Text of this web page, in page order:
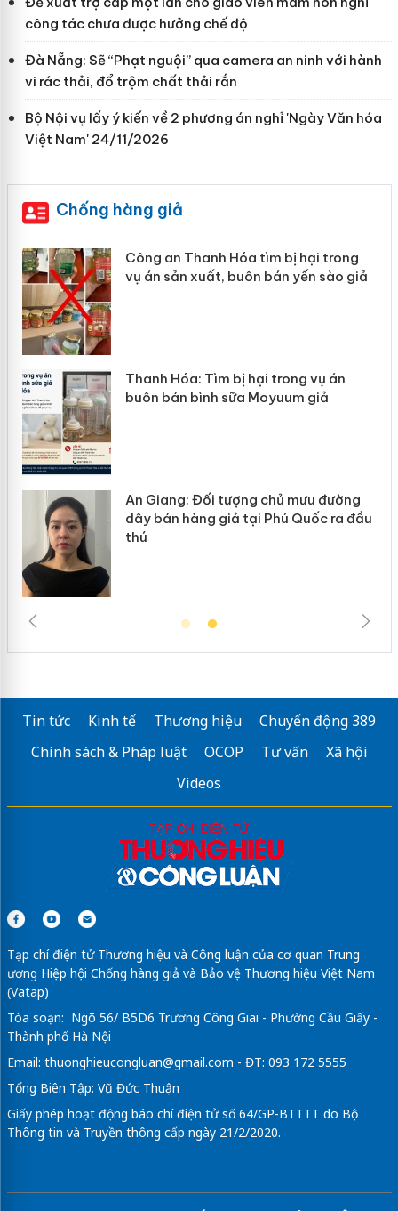
công tác chưa được hưởng chế độ
Đà Nẵng: Sẽ “Phạt nguội” qua camera an ninh với hành
vi rác thải, đổ trộm chất thải rắn
Bộ Nội vụ lấy ý kiến về 2 phương án nghỉ 'Ngày Văn hóa
Việt Nam' 24/11/2026
Chống hàng giả
bị hại trong
yến sào giả
vụ án
giả
mưu đường
Quốc ra đầu
Lào Cai xử lý 83 vụ vi phạm
mại trong tháng 7
Hưng Yên: Xử lý 6 hộ kinh
hàng giả mạo nhãn hiệu
Cà Mau: Tiêu hủy công khai
ngàn sản phẩm nhập lậu,
Tin tức Kinh tế Thương hiệu
Chuyển động 389
Chính sách & Pháp luật
OCOP Tư vấn
Xã hội
Videos
Tạp chí điện tử Thương hiệu và Công luận của cơ quan Trung
ương Hiệp hội Chống hàng giả và Bảo vệ Thương hiệu Việt Nam
(Vatap)
Tòa soạn: Ngõ 56/ B5D6 Trương Công Giai - Phường Cầu Giấy -
Thành phố Hà Nội
Email: thuonghieucongluan@gmail.com - ĐT: 093 172 5555
Tổng Biên Tập: Vũ Đức Thuận
Giấy phép hoạt động báo chí điện tử số 64/GP-BTTTT do Bộ
Thông tin và Truyền thông cấp ngày 21/2/2020.